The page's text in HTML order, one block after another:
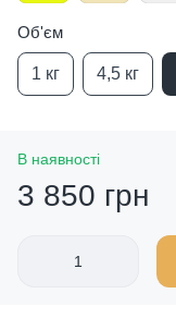
Об'єм
1 кг 4,5 кг
В наявності
3 850 грн